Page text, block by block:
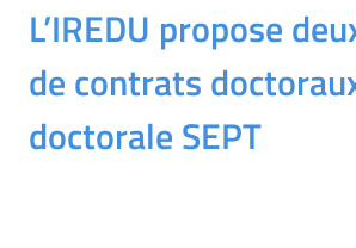
L’IREDU propose
de contrats
doctorale SEPT